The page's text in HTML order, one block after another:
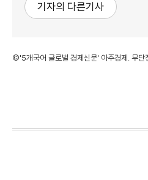
기자의 다른기사
©'5개국어 글로벌 경제신문' 아주경제. 무단